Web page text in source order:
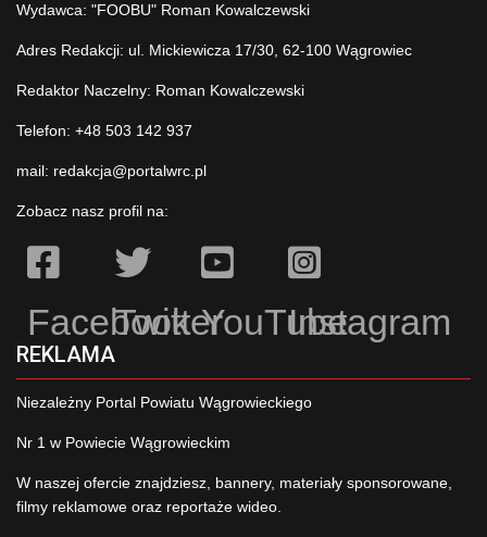
Wydawca: "FOOBU" Roman Kowalczewski
Adres Redakcji: ul. Mickiewicza 17/30, 62-100 Wągrowiec
Redaktor Naczelny: Roman Kowalczewski
Telefon: +48 503 142 937
mail: redakcja@portalwrc.pl
Zobacz nasz profil na:
Facebook
TwitterYouTubeInstagram
REKLAMA
Niezależny Portal Powiatu Wągrowieckiego
Nr 1 w Powiecie Wągrowieckim
W naszej ofercie znajdziesz, bannery, materiały sponsorowane,
filmy reklamowe oraz reportaże wideo.